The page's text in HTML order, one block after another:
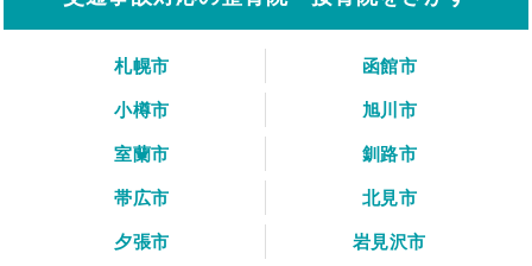
札幌市
函館市
小樽市
旭川市
室蘭市
釧路市
帯広市
北見市
夕張市
岩見沢市